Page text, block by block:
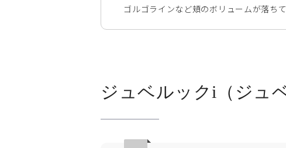
ゴルゴラインなど頬のボリュームが落ち
ジュベルックi（ジュ